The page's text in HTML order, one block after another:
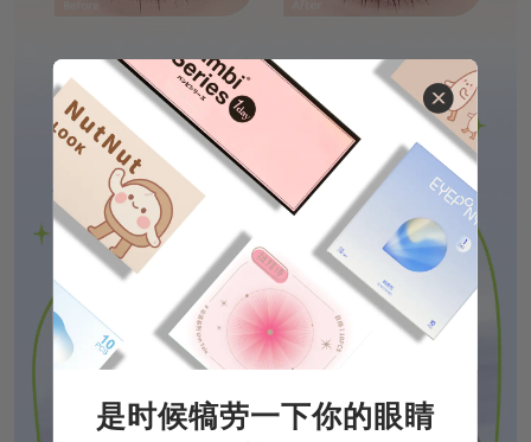
是时候犒劳一下你的眼睛